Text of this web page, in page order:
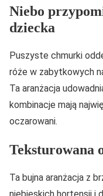
Niebo
dziecka
Puszyste chmurki
róże w zabytkowych
Ta aranżacja
kombinacje mają
oczarowani.
Teksturowana
Ta bujna aranżacja z